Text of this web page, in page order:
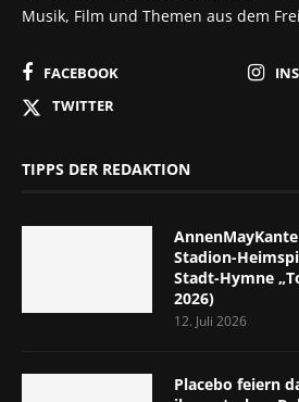
Musik, Film und Themen aus dem
FACEBOOK
TWITTER
TIPPS DER REDAKTION
Stadion-
Stadt-Hymne
2026)
12. Juli 2026
Placebo feiern